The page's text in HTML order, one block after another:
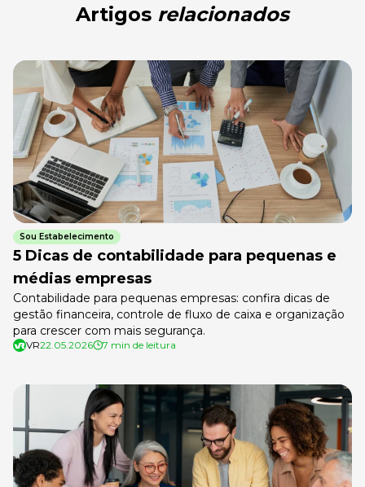
Artigos relacionados
Sou Estabelecimento
5 Dicas de contabilidade para pequenas e
médias empresas
Contabilidade para pequenas empresas: confira dicas de
gestão financeira, controle de fluxo de caixa e organização
para crescer com mais segurança.
VR22.05.2026 7 min de leitura